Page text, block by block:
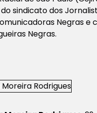
sindicato dos
Negras e
Negras.